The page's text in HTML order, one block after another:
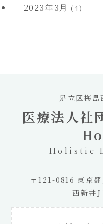
2023年3月 (4)
足立区梅
医療法人社
Holistic
〒121-0816 東京
西新井